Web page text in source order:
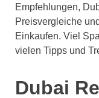
Empfehlungen,
Preisvergleiche
Einkaufen. Viel
vielen Tipps und
Dubai